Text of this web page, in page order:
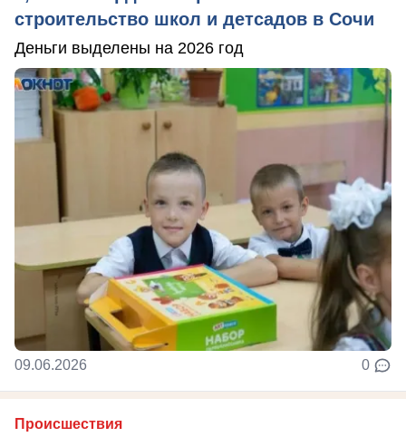
строительство школ и детсадов в Сочи
Деньги выделены на 2026 год
09.06.2026 0
Происшествия